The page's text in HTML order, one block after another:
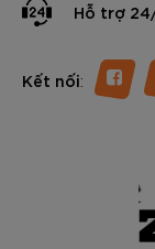
Hỗ trợ
Kết nối: